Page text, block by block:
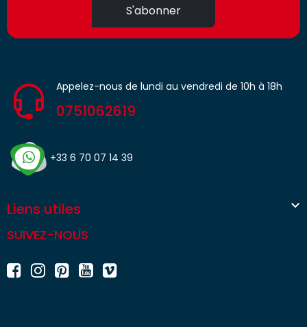
S'abonner
Appelez-nous de lundi au vendredi de 10h à 18h
0751062619
+33 6 70 07 14 39
Liens utiles 
SUIVEZ-NOUS